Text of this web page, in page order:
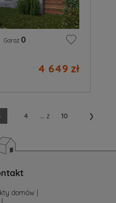
Garaż 0
4 649 zł
4 ... z 10 ❯
domów |